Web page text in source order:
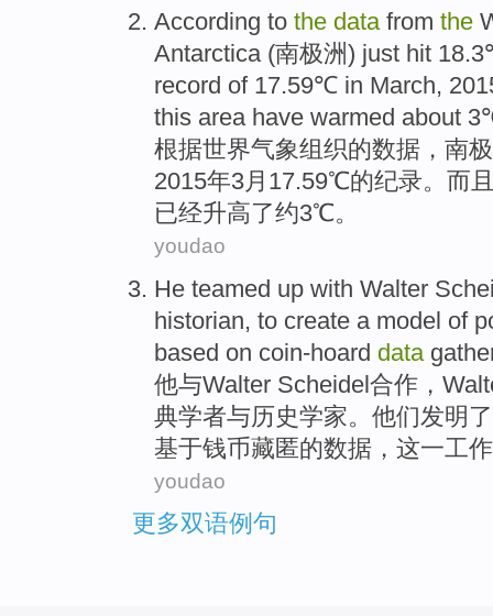
According to the data from the
Antarctica (南极洲) just hit
record of 17.59℃ in March,
this area have warmed about
根据世界气象组织的数据，南
2015年3月17.59℃的纪录。而
已经升高了约3℃。
youdao
He teamed up with Walter
historian, to create a model of
based on coin-hoard data
他与Walter Scheidel合作，
典学者与历史学家。他们发明
基于钱币藏匿的数据 ， 这一工
youdao
更多双语例句